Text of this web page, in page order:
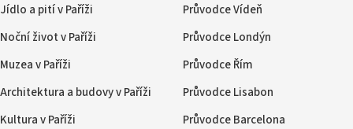
Jídlo a pití v Paříži
Noční život v Paříži
Muzea v Paříži
Architektura a budovy v Paříži
Kultura v Paříži
Průvodce Vídeň
Průvodce Londýn
Průvodce Řím
Průvodce Lisabon
Průvodce Barcelona